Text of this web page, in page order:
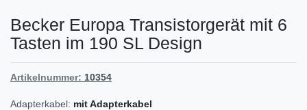
Becker Europa Transistorgerät mit 6
Tasten im 190 SL Design
Artikelnummer: 10354
Adapterkabel: mit Adapterkabel